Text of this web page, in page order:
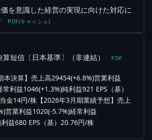
を意識した経営の実現に向けた対応に
PDF(キャッシュ)
短信〔日本基準〕（非連結） PDF
本決算】売上高29454(+6.8%)営業利益
利益1046(+1.3%)純利益921 EPS（基）
金14円/株【2026年3月期業績予想】売上
営業利益1020(-5.7%)経常利益
益680 EPS（基）20.76円/株